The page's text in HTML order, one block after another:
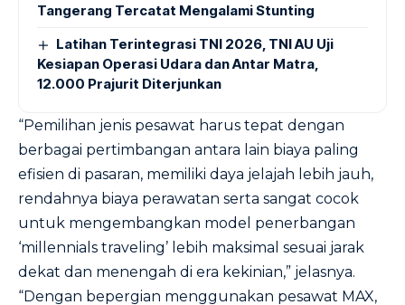
Tangerang Tercatat Mengalami Stunting
Latihan Terintegrasi TNI 2026, TNI AU Uji
Kesiapan Operasi Udara dan Antar Matra,
12.000 Prajurit Diterjunkan
“Pemilihan jenis pesawat harus tepat dengan
berbagai pertimbangan antara lain biaya paling
efisien di pasaran, memiliki daya jelajah lebih jauh,
rendahnya biaya perawatan serta sangat cocok
untuk mengembangkan model penerbangan
‘millennials traveling’ lebih maksimal sesuai jarak
dekat dan menengah di era kekinian,” jelasnya.
“Dengan bepergian menggunakan pesawat MAX,